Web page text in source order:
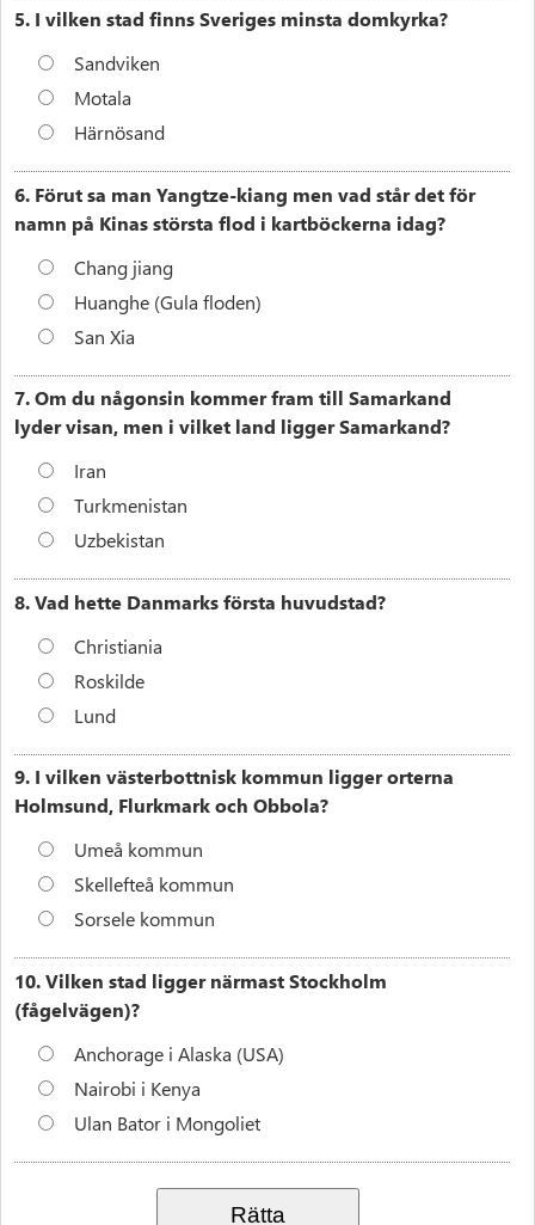
5. I vilken stad finns Sveriges minsta domkyrka?
Sandviken
Motala
Härnösand
6. Förut sa man Yangtze-kiang men vad står det för
namn på Kinas största flod i kartböckerna idag?
Chang jiang
Huanghe (Gula floden)
San Xia
7. Om du någonsin kommer fram till Samarkand
lyder visan, men i vilket land ligger Samarkand?
Iran
Turkmenistan
Uzbekistan
8. Vad hette Danmarks första huvudstad?
Christiania
Roskilde
Lund
9. I vilken västerbottnisk kommun ligger orterna
Holmsund, Flurkmark och Obbola?
Umeå kommun
Skellefteå kommun
Sorsele kommun
10. Vilken stad ligger närmast Stockholm
(fågelvägen)?
Anchorage i Alaska (USA)
Nairobi i Kenya
Ulan Bator i Mongoliet